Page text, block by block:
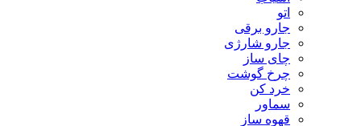
اتو
جارو برقی
جارو شارژی
چای ساز
چرخ گوشت
خرد کن
سماور
قهوه ساز